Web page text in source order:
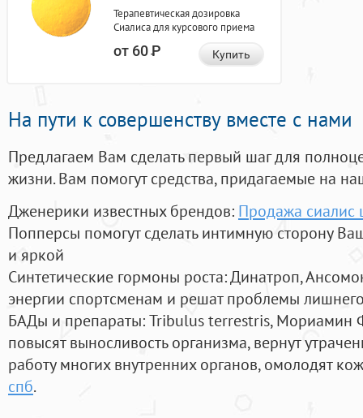
Терапевтическая дозировка
Сиалиса для курсового приема
от 60Р Купить
На пути к совершенству вместе с нами
Предлагаем Вам сделать первый шаг для
жизни. Вам помогут средства, придагаемые на
Дженерики известных брендов: Продажа сиалис
Попперсы помогут сделать интимную сторону
и яркой
Синтетические гормоны роста: Динатроп,
энергии спортсменам и решат проблемы
БАДы и препараты:Tribulus terrestris, Мориамин
повысят выносливость организма, вернут
работу многих внутренних органов, омолодят
спб.